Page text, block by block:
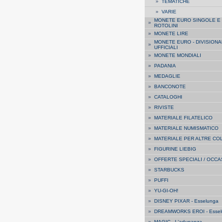
» TEMATICHE
» VARIE
» MONETE EURO SINGOLE E
ROTOLINI
» MONETE LIRE
» MONETE EURO -
UFFICIALI
» MONETE MONDIALI
» PADANIA
» MEDAGLIE
» BANCONOTE
» CATALOGHI
» RIVISTE
» MATERIALE FILATELICO
» MATERIALE NUMISMATICO
» MATERIALE PER ALTRE
» FIGURINE LIEBIG
» OFFERTE SPECIALI /
» STARBUCKS
» PUFFI
» YU-GI-OH!
» DISNEY PIXAR - Esselunga
» DREAMWORKS EROI -